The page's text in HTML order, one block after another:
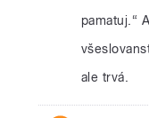
pamatuj.“
ale trvá.